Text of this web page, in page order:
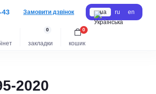
43 Замовити дзвінок ua ru en
закладки
0
кошик
0
2020